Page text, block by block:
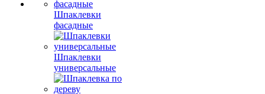
Шпаклевки
фасадные
Шпаклевки
универсальные